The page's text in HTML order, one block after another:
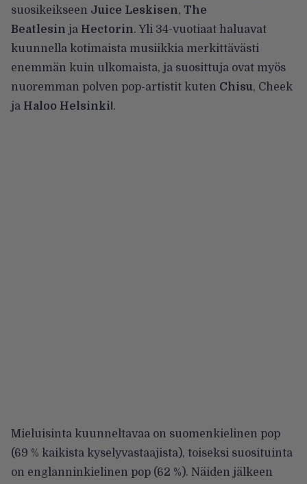
suosikeikseen Juice Leskisen, The
Beatlesin ja Hectorin. Yli 34-vuotiaat haluavat
kuunnella kotimaista musiikkia merkittävästi
enemmän kuin ulkomaista, ja suosittuja ovat myös
nuoremman polven pop-artistit kuten Chisu, Cheek
ja Haloo Helsinki!.
Mieluisinta kuunneltavaa on suomenkielinen pop
(69 % kaikista kyselyvastaajista), toiseksi suosituinta
on englanninkielinen pop (62 %). Näiden jälkeen